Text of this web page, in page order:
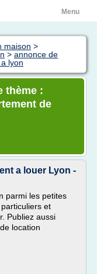
Menu
maison >
> annonce de
lyon
thème :
de
a louer Lyon -
parmi les petites
et
Publiez aussi
location